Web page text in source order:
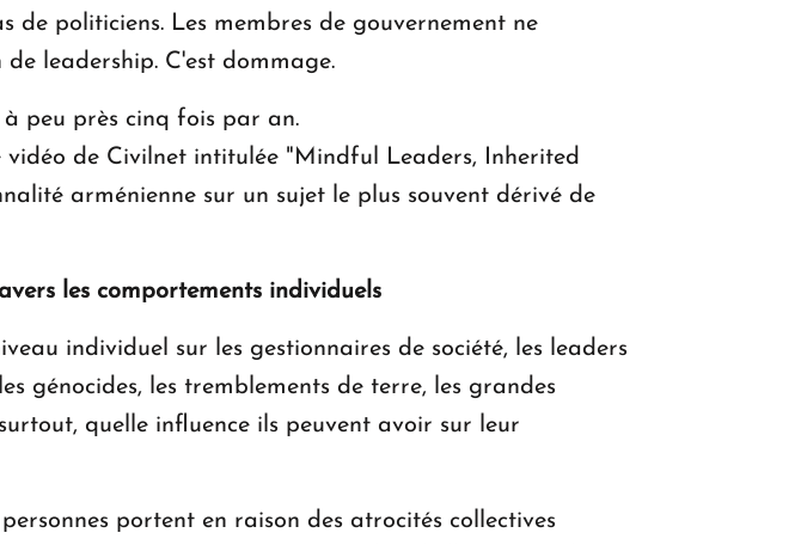
de politiciens. Les membres de gouvernement ne
leadership. C'est dommage.
peu près cinq fois par an.
vidéo de Civilnet intitulée "Mindful Leaders, Inherited
arménienne sur un sujet le plus souvent dérivé de
les comportements individuels
individuel sur les gestionnaires de société, les leaders
génocides, les tremblements de terre, les grandes
quelle influence ils peuvent avoir sur leur
portent en raison des atrocités collectives